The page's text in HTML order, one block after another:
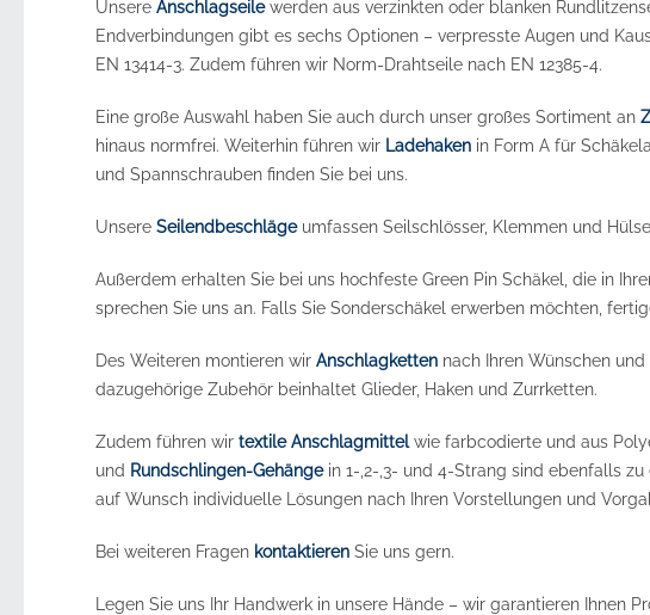
Unsere Anschlagseile werden aus verzinkten oder blanken
Endverbindungen gibt es sechs Optionen – verpresste Augen und
EN 13414-3. Zudem führen wir Norm-Drahtseile nach EN 12385-4.
Eine große Auswahl haben Sie auch durch unser großes Sortiment an
hinaus normfrei. Weiterhin führen wir Ladehaken in Form A für
und Spannschrauben finden Sie bei uns.
Unsere Seilendbeschläge umfassen Seilschlösser, Klemmen und
Außerdem erhalten Sie bei uns hochfeste Green Pin Schäkel, die in
sprechen Sie uns an. Falls Sie Sonderschäkel erwerben möchten,
Des Weiteren montieren wir Anschlagketten nach Ihren Wünschen
dazugehörige Zubehör beinhaltet Glieder, Haken und Zurrketten.
Zudem führen wir textile Anschlagmittel wie farbcodierte und aus
und Rundschlingen-Gehänge in 1-,2-,3- und 4-Strang sind ebenfalls
auf Wunsch individuelle Lösungen nach Ihren Vorstellungen und
Bei weiteren Fragen kontaktieren Sie uns gern.
Legen Sie uns Ihr Handwerk in unsere Hände – wir garantieren Ihnen